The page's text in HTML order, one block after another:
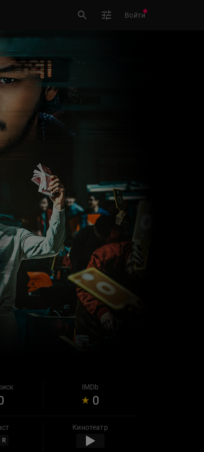
Войти
IMDb
0
R
Кинотеатр